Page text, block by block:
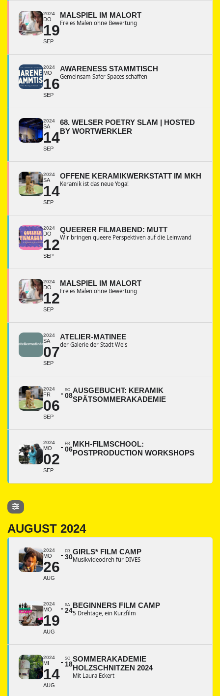
2024
DO
19
SEP
MALSPIEL IM MALORT
Freies Malen ohne Bewertung
2024
MO
16
SEP
AWARENESS STAMMTISCH
Gemeinsam Safer Spaces schaffen
2024
SA
14
SEP
68. WELSER POETRY SLAM | HOSTED
BY WORTWERKLER
2024
SA
14
SEP
OFFENE KERAMIKWERKSTATT IM MKH
Keramik ist das neue Yoga!
2024
DO
12
SEP
QUEERER FILMABEND: MUTT
Wir bringen queere Perspektiven auf die Leinwand
2024
DO
12
SEP
MALSPIEL IM MALORT
Freies Malen ohne Bewertung
2024
SA
07
SEP
ATELIER-MATINEE
der Galerie der Stadt Wels
2024
FR
06
SEP
SO
08
AUSGEBUCHT: KERAMIK
SPÄTSOMMERAKADEMIE
2024
MO
02
SEP
FR
06
MKH-FILMSCHOOL:
POSTPRODUCTION WORKSHOPS
AUGUST 2024
2024
MO
26
AUG
FR
30
GIRLS* FILM CAMP
Musikvideodreh für DIVES
2024
MO
19
AUG
SA
24
BEGINNERS FILM CAMP
5 Drehtage, ein Kurzfilm
2024
MI
14
AUG
SO
18
SOMMERAKADEMIE
HOLZSCHNITZEN 2024
Mit Laura Eckert